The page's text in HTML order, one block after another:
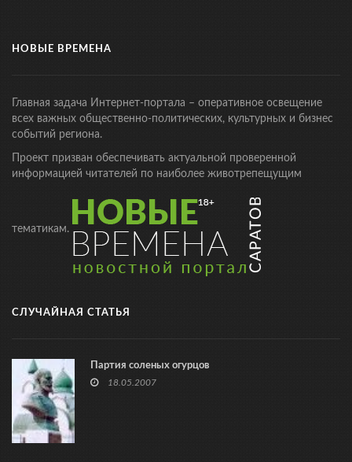
НОВЫЕ ВРЕМЕНА
Главная задача Интернет-портала – оперативное освещение
всех важных общественно-политических, культурных и бизнес
событий региона.
Проект призван обеспечивать актуальной проверенной
информацией читателей по наиболее животрепещущим
тематикам.
СЛУЧАЙНАЯ СТАТЬЯ
Партия соленых огурцов
18.05.2007